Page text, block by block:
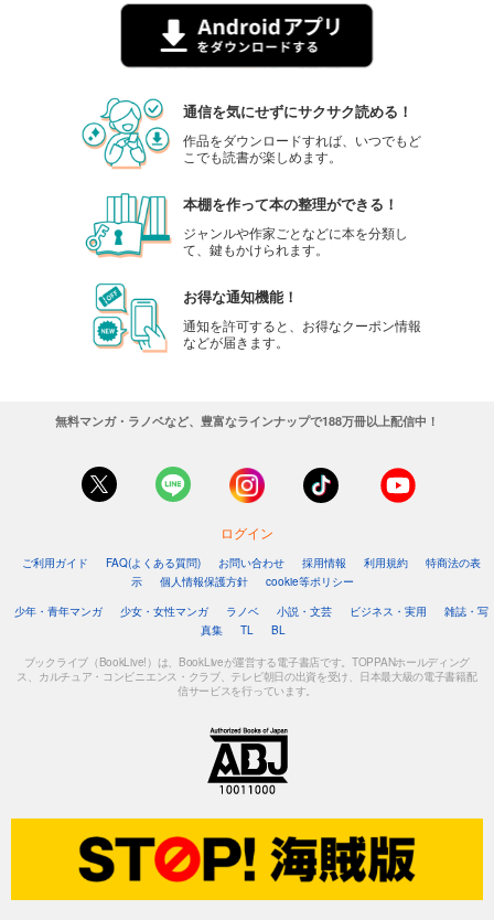
通信を気にせずにサクサク読める！
作品をダウンロードすれば、いつでもど
こでも読書が楽しめます。
本棚を作って本の整理ができる！
ジャンルや作家ごとなどに本を分類し
て、鍵もかけられます。
お得な通知機能！
通知を許可すると、お得なクーポン情報
などが届きます。
無料マンガ・ラノベなど、豊富なラインナップで188万冊以上配信中！
ログイン
ご利用ガイド FAQ(よくある質問) お問い合わせ 採用情報 利用規約
特商法の表
示
個人情報保護方針
cookie等ポリシー
少年・青年マンガ
少女・女性マンガ ラノベ 小説・文芸 ビジネス・実用
雑誌・写
真集
TL BL
ブックライブ（BookLive!）は、BookLiveが運営する電子書店です。TOPPANホールディング
ス、カルチュア・コンビニエンス・クラブ、テレビ朝日の出資を受け、日本最大級の電子書籍配
信サービスを行っています。